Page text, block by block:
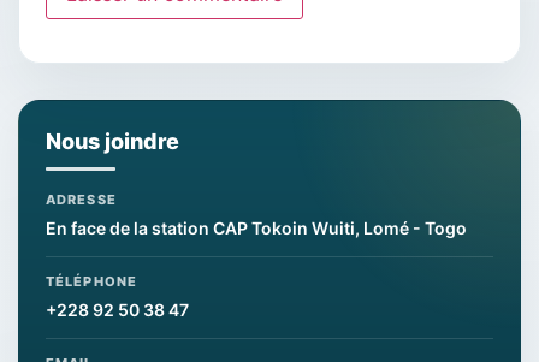
Nous joindre
ADRESSE
En face de la station CAP Tokoin Wuiti, Lomé - Togo
TÉLÉPHONE
+228 92 50 38 47